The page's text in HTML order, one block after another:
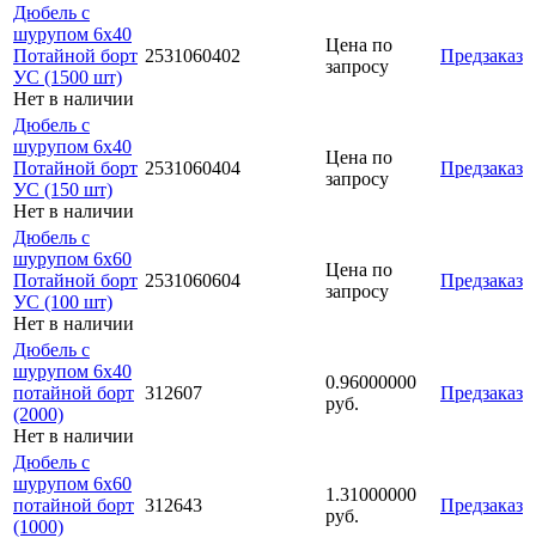
Дюбель с
шурупом 6х40
Потайной борт
УС (1500 шт)
Нет в наличии
2531060402
Цена по
запросу
Предзаказ
Дюбель с
шурупом 6х40
Потайной борт
УС (150 шт)
Нет в наличии
2531060404
Цена по
запросу
Предзаказ
Дюбель с
шурупом 6х60
Потайной борт
УС (100 шт)
Нет в наличии
2531060604
Цена по
запросу
Предзаказ
Дюбель с
шурупом 6х40
потайной борт
(2000)
Нет в наличии
312607
0.96000000
руб.
Предзаказ
Дюбель с
шурупом 6х60
потайной борт
(1000)
312643
1.31000000
руб.
Предзаказ